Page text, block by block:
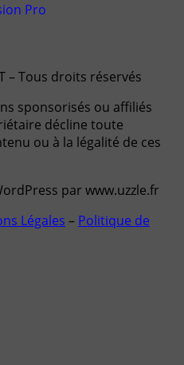
Pro
– Tous droits réservés
sponsorisés ou affiliés
décline toute
ou à la légalité de ces
par www.uzzle.fr
Légales – Politique de